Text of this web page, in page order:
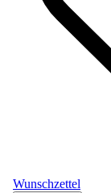
Wunschzettel